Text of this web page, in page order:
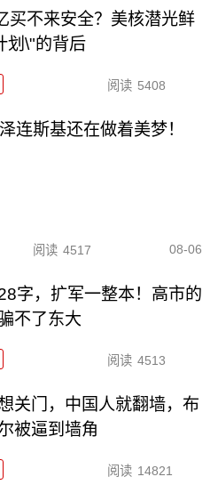
买不来安全？美核潜光鲜
划\"的背后
阅读 5408
连斯基还在做着美梦！
阅读 4517 08-06
字，扩军一整本！高市的
不了东大
阅读 4513
关门，中国人就翻墙，布
被逼到墙角
阅读 14821